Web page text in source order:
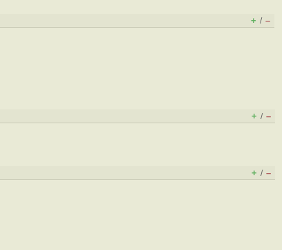
+ / –
+ / –
+ / –